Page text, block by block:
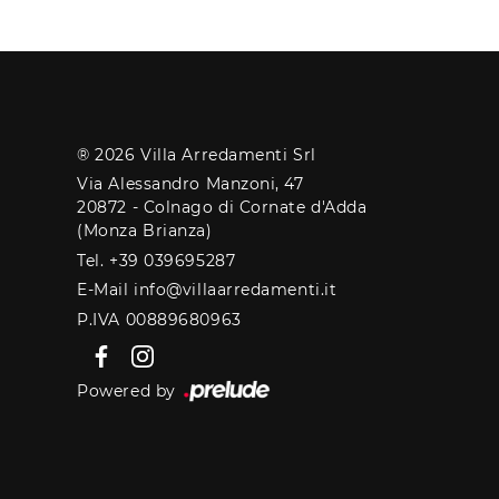
® 2026 Villa Arredamenti Srl
Via Alessandro Manzoni, 47
20872 - Colnago di Cornate d'Adda
(Monza Brianza)
Tel. +39 039695287
E-Mail info@villaarredamenti.it
P.IVA 00889680963
Powered by